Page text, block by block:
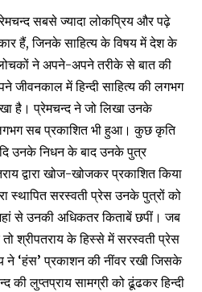
सबसे ज्यादा लोकप्रिय और पढ़े
हैं, जिनके साहित्य के विषय में देश के
ने अपने-अपने तरीके से बात की
जीवनकाल में हिन्दी साहित्य की लगभग
है। प्रेमचन्द ने जो लिखा उनके
सब प्रकाशित भी हुआ। कुछ कृति
उनके निधन के बाद उनके पुत्र
द्वारा खोज-खोजकर प्रकाशित किया
स्थापित सरस्वती प्रेस उनके पुत्रों को
से उनकी अधिकतर किताबें छपीं। जब
श्रीपतराय के हिस्से में सरस्वती प्रेस
‘हंस’ प्रकाशन की नींवर रखी जिसके
की लुप्तप्राय सामग्री को ढूंढकर हिन्दी